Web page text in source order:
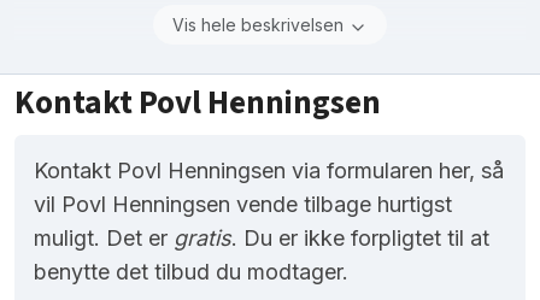
Vis hele beskrivelsen
Kontakt Povl Henningsen
Kontakt Povl Henningsen via formularen her, så
vil Povl Henningsen vende tilbage hurtigst
muligt. Det er gratis. Du er ikke forpligtet til at
benytte det tilbud du modtager.